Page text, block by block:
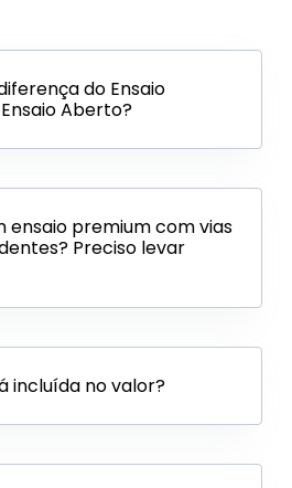
do Ensaio
Aberto?
ensaio premium com vias
Preciso levar
incluída no valor?